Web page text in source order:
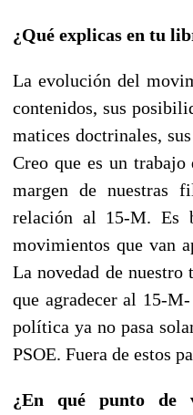
¿Qué explicas en tu
La evolución del
contenidos, sus
matices doctrinales,
Creo que es un trabajo
margen de nuestras
relación al 15-M. Es
movimientos que van
La novedad de
que agradecer al 15-
política ya no pasa
PSOE. Fuera de estos
¿En qué punto de